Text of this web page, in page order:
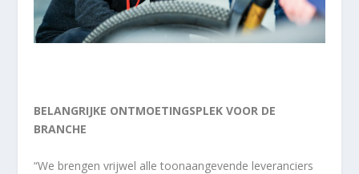
BELANGRIJKE ONTMOETINGSPLEK VOOR DE
BRANCHE
“We brengen vrijwel alle toonaangevende leveranciers